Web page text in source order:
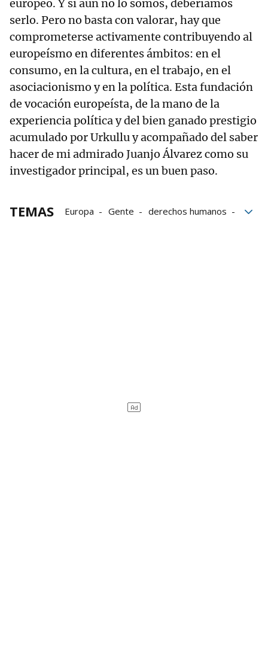
europeo. Y si aún no lo somos, deberíamos
serlo. Pero no basta con valorar, hay que
comprometerse activamente contribuyendo al
europeísmo en diferentes ámbitos: en el
consumo, en la cultura, en el trabajo, en el
asociacionismo y en la política. Esta fundación
de vocación europeísta, de la mano de la
experiencia política y del bien ganado prestigio
acumulado por Urkullu y acompañado del saber
hacer de mi admirado Juanjo Álvarez como su
investigador principal, es un buen paso.
TEMAS Europa Gente
derechos humanos